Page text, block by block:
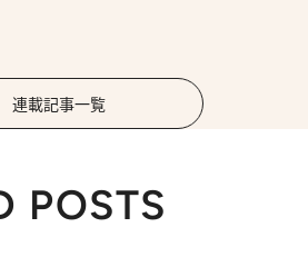
連載記事一覧
POSTS